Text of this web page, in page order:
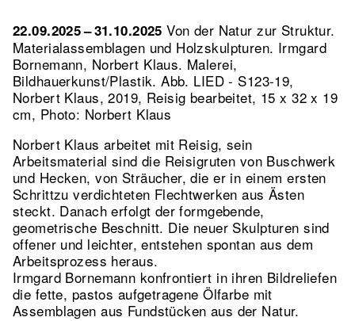
22.09.2025 – 31.10.2025Von der Natur zur Struktur.
Materialassemblagen und Holzskulpturen. Irmgard
Bornemann, Norbert Klaus. Malerei,
Bildhauerkunst/Plastik.Abb. LIED - S123-19,
Norbert Klaus, 2019, Reisig bearbeitet, 15 x 32 x 19
cm, Photo: Norbert Klaus
Norbert Klaus arbeitet mit Reisig, sein
Arbeitsmaterial sind die Reisigruten von Buschwerk
und Hecken, von Sträucher, die er in einem ersten
Schrittzu verdichteten Flechtwerken aus Ästen
steckt. Danach erfolgt der formgebende,
geometrische Beschnitt. Die neuer Skulpturen sind
offener und leichter, entstehen spontan aus dem
Arbeitsprozess heraus.
Irmgard Bornemann konfrontiert in ihren Bildreliefen
die fette, pastos aufgetragene Ölfarbe mit
Assemblagen aus Fundstücken aus der Natur.